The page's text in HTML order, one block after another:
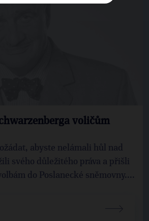
voličům
abyste nelámali hůl nad
svého důležitého práva a přišli
do Poslanecké sněmovny....